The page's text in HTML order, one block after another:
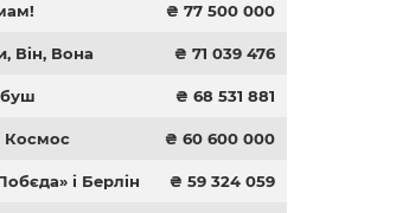
₴ 77 500 000
Він, Вона ₴ 71 039 476
₴ 68 531 881
Космос ₴ 60 600 000
і Берлін ₴ 59 324 059